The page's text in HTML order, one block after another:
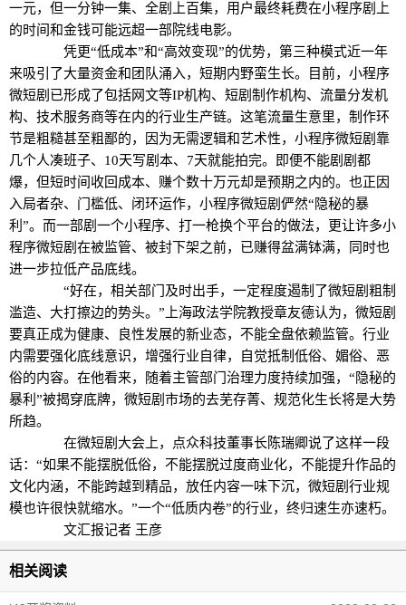
一元，但一分钟一集、全剧上百集，用户最终耗费在小程序剧上
的时间和金钱可能远超一部院线电影。
凭更“低成本”和“高效变现”的优势，第三种模式近一年
来吸引了大量资金和团队涌入，短期内野蛮生长。目前，小程序
微短剧已形成了包括网文等IP机构、短剧制作机构、流量分发机
构、技术服务商等在内的行业生产链。这笔流量生意里，制作环
节是粗糙甚至粗鄙的，因为无需逻辑和艺术性，小程序微短剧靠
几个人凑班子、10天写剧本、7天就能拍完。即便不能剧剧都
爆，但短时间收回成本、赚个数十万元却是预期之内的。也正因
入局者杂、门槛低、闭环运作，小程序微短剧俨然“隐秘的暴
利”。而一部剧一个小程序、打一枪换个平台的做法，更让许多小
程序微短剧在被监管、被封下架之前，已赚得盆满钵满，同时也
进一步拉低产品底线。
“好在，相关部门及时出手，一定程度遏制了微短剧粗制
滥造、大打擦边的势头。”上海政法学院教授章友德认为，微短剧
要真正成为健康、良性发展的新业态，不能全盘依赖监管。行业
内需要强化底线意识，增强行业自律，自觉抵制低俗、媚俗、恶
俗的内容。在他看来，随着主管部门治理力度持续加强，“隐秘的
暴利”被揭穿底牌，微短剧市场的去芜存菁、规范化生长将是大势
所趋。
在微短剧大会上，点众科技董事长陈瑞卿说了这样一段
话：“如果不能摆脱低俗，不能摆脱过度商业化，不能提升作品的
文化内涵，不能跨越到精品，放任内容一味下沉，微短剧行业规
模也许很快就缩水。”一个“低质内卷”的行业，终归速生亦速朽。
文汇报记者 王彦
相关阅读